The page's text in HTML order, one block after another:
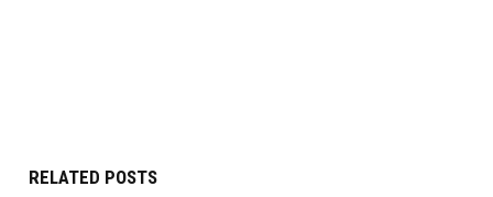
RELATED POSTS